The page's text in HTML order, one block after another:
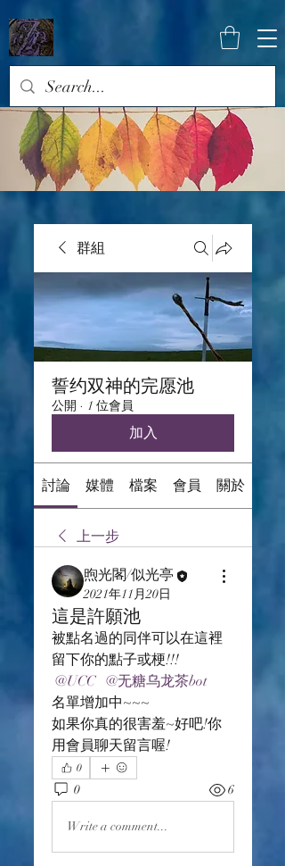
群組
誓约双神的完愿池
公開 · 1 位會員
加入
討論 媒體 檔案 會員 關於
上一步
煦光閣/似光亭
2021年11月20日
這是許願池
被點名過的同伴可以在這裡
留下你的點子或梗!!!
@UCC @无糖乌龙茶bot
名單增加中~~~
如果你真的很害羞~好吧!你
用會員聊天留言喔!
0
0 6
Write a comment...